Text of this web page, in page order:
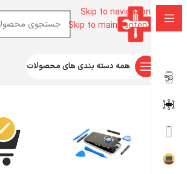
Skip to navigation
Skip to main content
همه دسته بندی های محصولات
خانه